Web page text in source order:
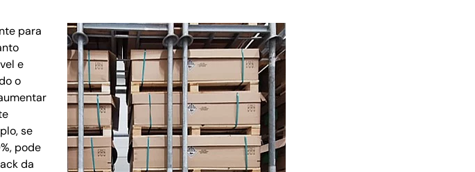
para
e
o
se
pode
da